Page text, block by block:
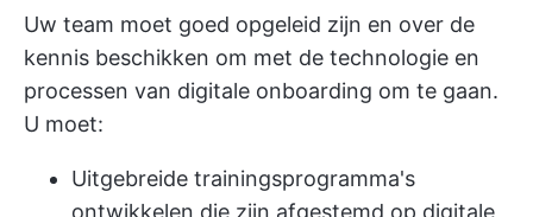
Uw team moet goed opgeleid zijn en over de
kennis beschikken om met de technologie en
processen van digitale onboarding om te gaan.
U moet:
Uitgebreide trainingsprogramma's
ontwikkelen die zijn afgestemd op digitale